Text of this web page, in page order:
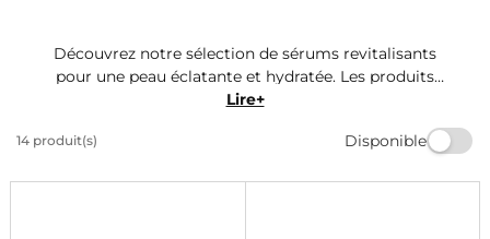
Découvrez notre sélection de sérums revitalisants
pour une peau éclatante et hydratée. Les produits
Marionnaud offrent une formule unique pour une peau
votre routine beauté et profitez d'une peau radieuse au
Lire+
14 produit(s) Disponible